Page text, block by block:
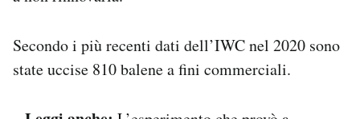
Secondo i più recenti dati dell’IWC nel 2020 sono
state uccise 810 balene a fini commerciali.